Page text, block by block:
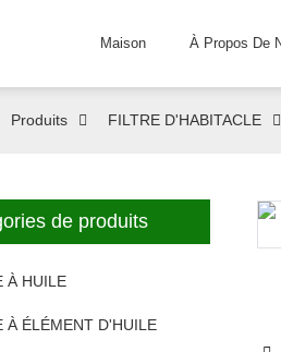
Maison À Propos De
Produits FILTRE D'HABITACLE
de produits
À HUILE
À ÉLÉMENT D'HUILE